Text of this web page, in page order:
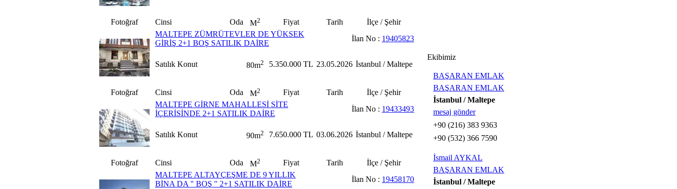
Fotoğraf Cinsi Oda M2 Fiyat Tarih
İlçe / Şehir
MALTEPE ZÜMRÜTEVLER DE YÜKSEK
GİRİŞ 2+1 BOŞ SATILIK DAİRE
İlan No : 19405823
Satılık Konut 80m2 5.350.000 TL 23.05.2026 İstanbul / Maltepe
Fotoğraf Cinsi Oda M2 Fiyat Tarih
İlçe / Şehir
MALTEPE GİRNE MAHALLESİ SİTE
İÇERİSİNDE 2+1 SATILIK DAİRE
İlan No : 19433493
Satılık Konut 90m2 7.650.000 TL 03.06.2026 İstanbul / Maltepe
Fotoğraf Cinsi Oda M2 Fiyat Tarih
İlçe / Şehir
MALTEPE ALTAYÇEŞME DE 9 YILLIK
BİNA DA " BOŞ " 2+1 SATILIK DAİRE
İlan No : 19458170
Ekibimiz
BAŞARAN EMLAK
BAŞARAN EMLAK
İstanbul / Maltepe
mesaj gönder
+90 (216) 383 9363
+90 (532) 366 7590
İsmail AYKAL
BAŞARAN EMLAK
İstanbul / Maltepe